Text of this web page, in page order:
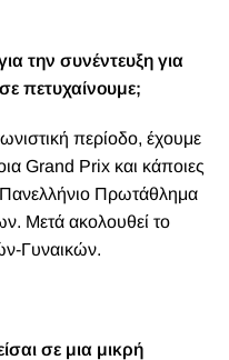
την συνέντευξη για
πετυχαίνουμε;
περίοδο, έχουμε
Grand Prix και κάποιες
Πανελλήνιο Πρωτάθλημα
Μετά ακολουθεί το
Γυναικών.
σε μια μικρή